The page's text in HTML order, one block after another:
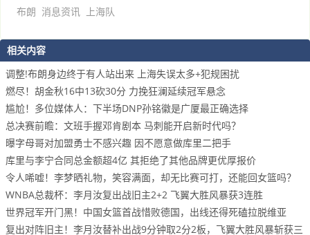
布朗 消息资讯 上海队
相关内容
调整!布朗身边终于有人站出来 上海失误太多+犯规困扰
燃尽！胡金秋16中13砍30分 力挽狂澜延续冠军悬念
尴尬！多位媒体人：下半场DNP孙铭徽是广厦最正确选择
总决赛前瞻：文班手握邓肯剧本 马刺能开启新时代吗？
曝字母哥对加盟勇士不感兴趣 因不愿意做库里二把手
库里与李宁合同总金额超4亿 其拒绝了其他品牌更优厚报价
令人唏嘘！李梦晒礼物，笑容满面，却无比赛可打，还能回女篮吗？
WNBA总裁杯：李月汝复出战旧主2+2 飞翼大胜风暴获3连胜
世界冠军开门黑！中国女篮首战惜败德国，出线还得死磕拉脱维亚
复出对阵旧主！李月汝替补出战9分钟取2分2板，飞翼大胜风暴斩获三